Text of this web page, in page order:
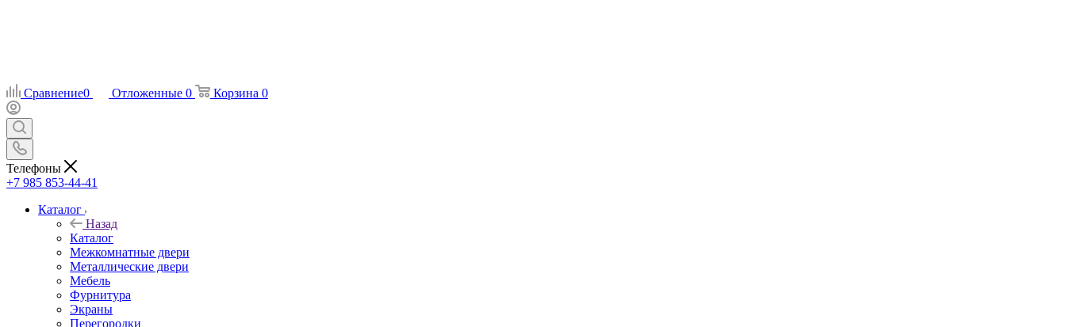
Сравнение0 Отложенные 0 Корзина 0
Телефоны
+7 985 853-44-41
Каталог
Назад
Каталог
Межкомнатные двери
Металлические двери
Мебель
Фурнитура
Экраны
Перегородки